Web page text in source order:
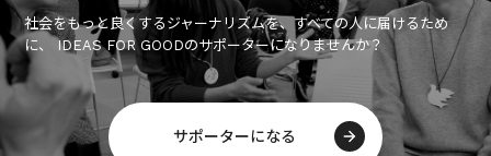
社会をもっと良くするジャーナリズムを、すべての人に届けるため
に、 IDEAS FOR GOODのサポーターになりませんか？
サポーターになる